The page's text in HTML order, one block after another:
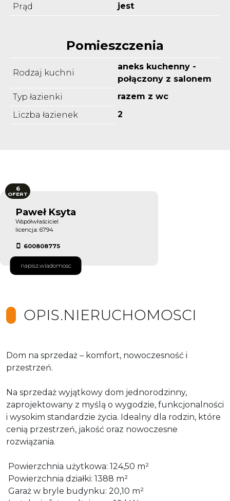
Prąd
jest
Pomieszczenia
Rodzaj kuchni
aneks kuchenny -
połączony z salonem
Typ łazienki
razem z wc
Liczba łazienek
2
Paweł Ksyta
Współwłaściciel
licencja: 6794
600808775
napisz.wiadomosc
6
OFERT
OPIS.NIERUCHOMOSCI
Dom na sprzedaż – komfort, nowoczesność i
przestrzeń.
Na sprzedaż wyjątkowy dom jednorodzinny,
zaprojektowany z myślą o wygodzie, funkcjonalności
i wysokim standardzie życia. Idealny dla rodzin, które
cenią przestrzeń, jakość oraz nowoczesne
rozwiązania.
Powierzchnia użytkowa: 124,50 m²
Powierzchnia działki: 1388 m²
Garaż w bryle budynku: 20,10 m²